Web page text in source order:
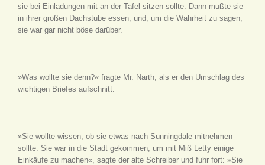
sie bei Einladungen mit an der Tafel sitzen sollte. Dann mußte sie
in ihrer großen Dachstube essen, und, um die Wahrheit zu sagen,
sie war gar nicht böse darüber.
»Was wollte sie denn?« fragte Mr. Narth, als er den Umschlag des
wichtigen Briefes aufschnitt.
»Sie wollte wissen, ob sie etwas nach Sunningdale mitnehmen
sollte. Sie war in die Stadt gekommen, um mit Miß Letty einige
Einkäufe zu machen«, sagte der alte Schreiber und fuhr fort: »Sie